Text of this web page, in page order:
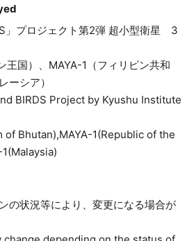
」プロジェクト第2弾 超小型衛星 3
国）、MAYA-1（フィリピン共和
ーシア）
BIRDS Project by Kyushu Institute
Bhutan),MAYA-1(Republic of the
の状況等により、変更になる場合が